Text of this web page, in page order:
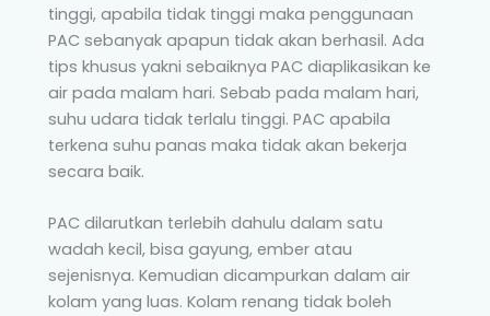
tinggi, apabila tidak tinggi maka penggunaan
PAC sebanyak apapun tidak akan berhasil. Ada
tips khusus yakni sebaiknya PAC diaplikasikan ke
air pada malam hari. Sebab pada malam hari,
suhu udara tidak terlalu tinggi. PAC apabila
terkena suhu panas maka tidak akan bekerja
secara baik.
PAC dilarutkan terlebih dahulu dalam satu
wadah kecil, bisa gayung, ember atau
sejenisnya. Kemudian dicampurkan dalam air
kolam yang luas. Kolam renang tidak boleh